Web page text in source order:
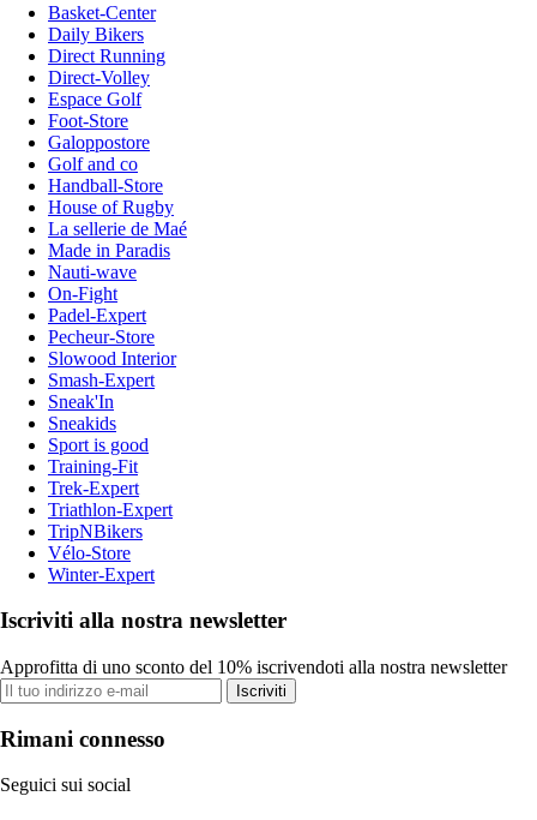
Basket-Center
Daily Bikers
Direct Running
Direct-Volley
Espace Golf
Foot-Store
Galoppostore
Golf and co
Handball-Store
House of Rugby
La sellerie de Maé
Made in Paradis
Nauti-wave
On-Fight
Padel-Expert
Pecheur-Store
Slowood Interior
Smash-Expert
Sneak'In
Sneakids
Sport is good
Training-Fit
Trek-Expert
Triathlon-Expert
TripNBikers
Vélo-Store
Winter-Expert
Iscriviti alla nostra newsletter
Approfitta di uno sconto del 10% iscrivendoti alla nostra newsletter
Iscriviti
Rimani connesso
Seguici sui social